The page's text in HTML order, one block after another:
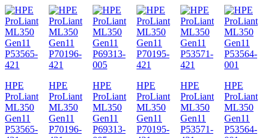
HPE
ProLiant
ML350
Gen11
P53565-
HPE
ProLiant
ML350
Gen11
P70196-
HPE
ProLiant
ML350
Gen11
P69313-
HPE
ProLiant
ML350
Gen11
P70195-
HPE
ProLiant
ML350
Gen11
P53571-
HPE
ProLiant
ML350
Gen11
P53564-